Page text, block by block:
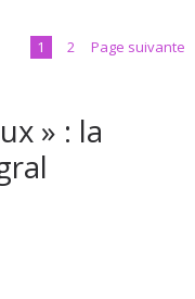
1 2 Page suivante
» : la